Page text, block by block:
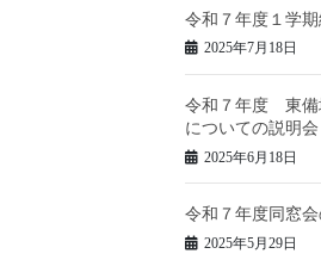
令和７年度１学
2025年7月18日
令和７年度 東備
についての説明
2025年6月18日
令和７年度同窓
2025年5月29日